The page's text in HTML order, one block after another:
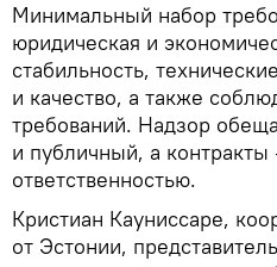
Минимальный набор
юридическая и
стабильность,
и качество, а также
требований. Надзор
и публичный, а
ответственностью.
Кристиан Кауниссаре,
от Эстонии,